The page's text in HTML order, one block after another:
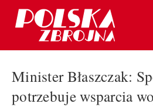
Minister Błaszczak:
potrzebuje wsparcia